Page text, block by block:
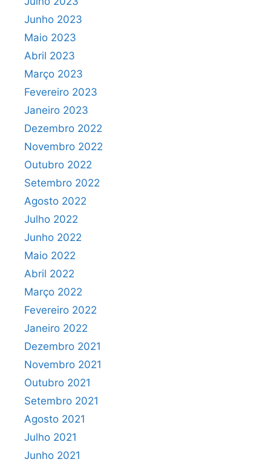
Junho 2023
Maio 2023
Abril 2023
Março 2023
Fevereiro 2023
Janeiro 2023
Dezembro 2022
Novembro 2022
Outubro 2022
Setembro 2022
Agosto 2022
Julho 2022
Junho 2022
Maio 2022
Abril 2022
Março 2022
Fevereiro 2022
Janeiro 2022
Dezembro 2021
Novembro 2021
Outubro 2021
Setembro 2021
Agosto 2021
Julho 2021
Junho 2021